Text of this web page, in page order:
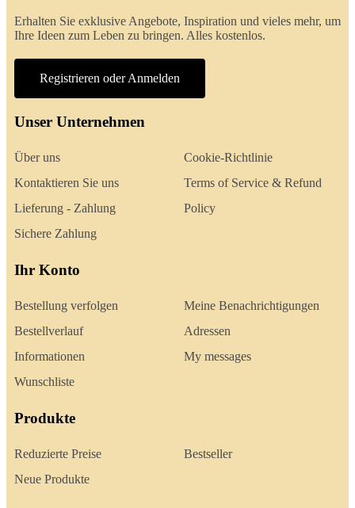
Erhalten Sie exklusive Angebote, Inspiration und vieles mehr, um
Ihre Ideen zum Leben zu bringen. Alles kostenlos.
Registrieren oder Anmelden
Unser Unternehmen
Über uns
Kontaktieren Sie uns
Lieferung - Zahlung
Sichere Zahlung
Cookie-Richtlinie
Terms of Service & Refund
Policy
Ihr Konto
Bestellung verfolgen
Bestellverlauf
Informationen
Wunschliste
Meine Benachrichtigungen
Adressen
My messages
Produkte
Reduzierte Preise
Neue Produkte
Bestseller